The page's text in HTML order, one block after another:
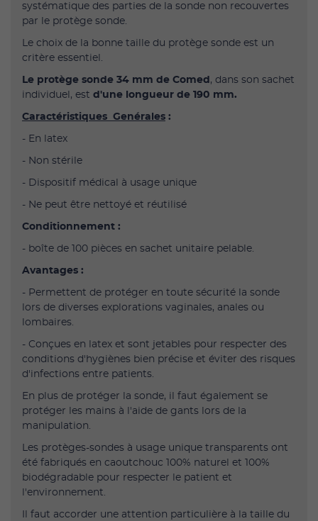
systématique des parties de la sonde non recouvertes
par le protège sonde.
Le choix de la bonne taille du protège sonde est un
critère essentiel.
Le protège sonde 34 mm de Comed , dans son sachet
individuel, est d'une longueur de 190 mm.
Caractéristiques Genérales :
- En latex
- Non stérile
- Dispositif médical à usage unique
- Ne peut être nettoyé et réutilisé
Conditionnement :
- boîte de 100 pièces en sachet unitaire pelable.
Avantages :
- Permettent de protéger en toute sécurité la sonde
lors de diverses explorations vaginales, anales ou
lombaires.
- Conçues en latex et sont jetables pour respecter des
conditions d'hygiènes bien précise et éviter des risques
d'infections entre patients.
En plus de protéger la sonde, il faut également se
protéger les mains à l'aide de gants lors de la
manipulation.
Les protèges-sondes à usage unique transparents ont
été fabriqués en caoutchouc 100% naturel et 100%
biodégradable pour respecter le patient et
l'environnement.
Il faut accorder une attention particulière à la taille du